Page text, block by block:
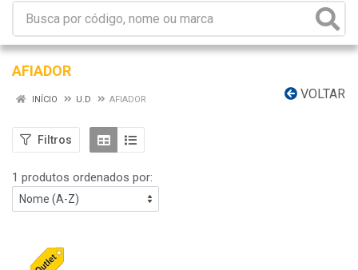
AFIADOR
VOLTAR
INÍCIO U.D AFIADOR
Filtros
1 produtos ordenados por: